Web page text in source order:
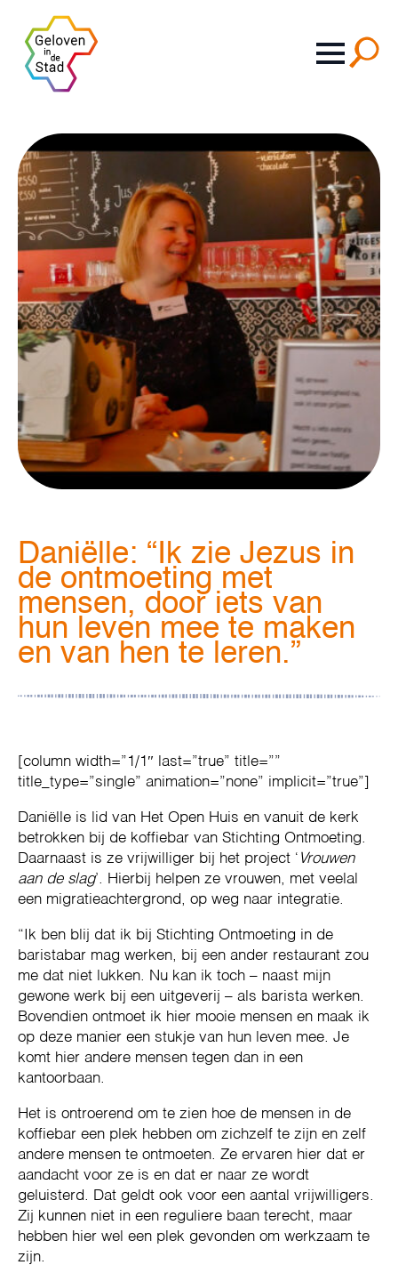
Daniëlle: “Ik zie Jezus in
de ontmoeting met
mensen, door iets van
hun leven mee te maken
en van hen te leren.”
[column width=”1/1″ last=”true” title=””
title_type=”single” animation=”none” implicit=”true”]
Daniëlle is lid van Het Open Huis en vanuit de kerk
betrokken bij de koffiebar van Stichting Ontmoeting.
Daarnaast is ze vrijwilliger bij het project ‘ Vrouwen
aan de slag’. Hierbij helpen ze vrouwen, met veelal
een migratieachtergrond, op weg naar integratie.
“Ik ben blij dat ik bij Stichting Ontmoeting in de
baristabar mag werken, bij een ander restaurant zou
me dat niet lukken. Nu kan ik toch – naast mijn
gewone werk bij een uitgeverij – als barista werken.
Bovendien ontmoet ik hier mooie mensen en maak ik
op deze manier een stukje van hun leven mee. Je
komt hier andere mensen tegen dan in een
kantoorbaan.
Het is ontroerend om te zien hoe de mensen in de
koffiebar een plek hebben om zichzelf te zijn en zelf
andere mensen te ontmoeten. Ze ervaren hier dat er
aandacht voor ze is en dat er naar ze wordt
geluisterd. Dat geldt ook voor een aantal vrijwilligers.
Zij kunnen niet in een reguliere baan terecht, maar
hebben hier wel een plek gevonden om werkzaam te
zijn.